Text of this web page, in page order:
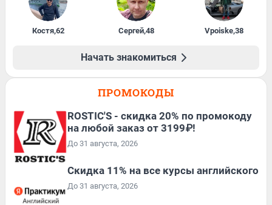
Костя,62 Сергей,48 Vpoiske,38
Начать знакомиться
ПРОМОКОДЫ
ROSTIC'S - скидка 20% по промокоду
на любой заказ от 3199₽!
До 31 августа, 2026
Скидка 11% на все курсы английского
До 31 августа, 2026